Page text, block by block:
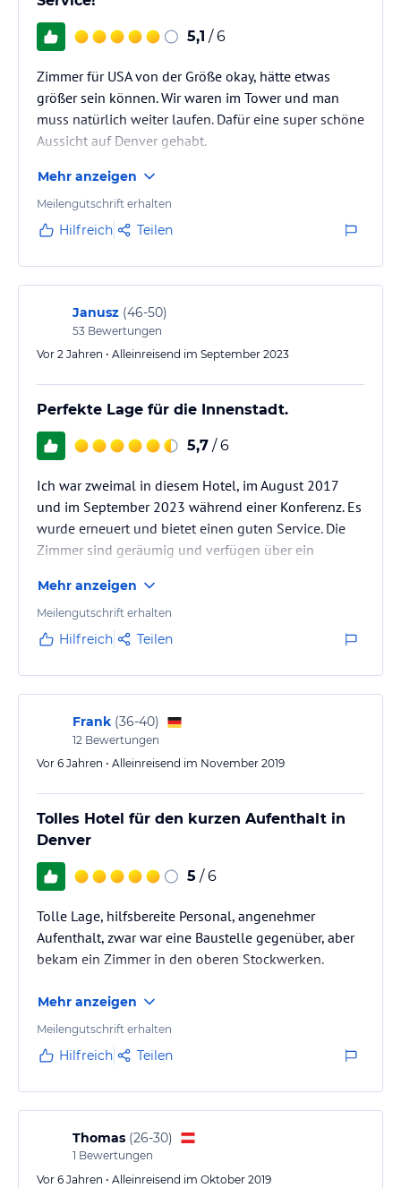
5,1 / 6
Zimmer für USA von der Größe okay, hätte etwas
größer sein können. Wir waren im Tower und man
muss natürlich weiter laufen. Dafür eine super schöne
Aussicht auf Denver gehabt.
Mehr anzeigen
Meilengutschrift erhalten
Hilfreich Teilen
Janusz (46-50)
53 Bewertungen
Vor 2 Jahren • Alleinreisend im September 2023
Perfekte Lage für die Innenstadt.
5,7 / 6
Ich war zweimal in diesem Hotel, im August 2017
und im September 2023 während einer Konferenz. Es
wurde erneuert und bietet einen guten Service. Die
Zimmer sind geräumig und verfügen über ein
Der Fitnessraum ist gut ausgestattet.
Mehr anzeigen
Meilengutschrift erhalten
Hilfreich Teilen
Frank (36-40)
12 Bewertungen
Vor 6 Jahren • Alleinreisend im November 2019
Tolles Hotel für den kurzen Aufenthalt in
Denver
5 / 6
Tolle Lage, hilfsbereite Personal, angenehmer
Aufenthalt, zwar war eine Baustelle gegenüber, aber
bekam ein Zimmer in den oberen Stockwerken.
Mehr anzeigen
Meilengutschrift erhalten
Hilfreich Teilen
Thomas (26-30)
1 Bewertungen
Vor 6 Jahren • Alleinreisend im Oktober 2019